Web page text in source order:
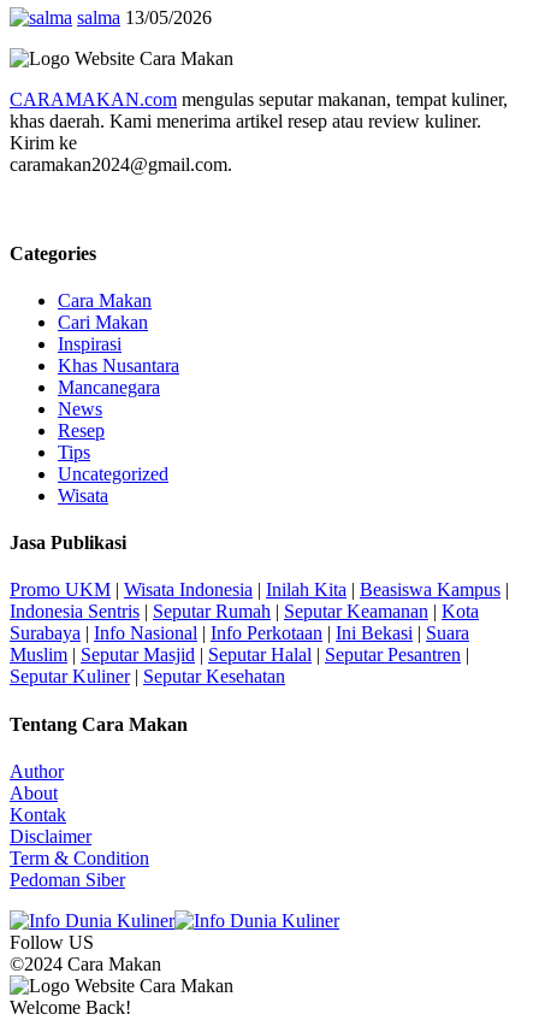
salma 13/05/2026
CARAMAKAN.com mengulas seputar makanan, tempat kuliner,
khas daerah. Kami menerima artikel resep atau review kuliner.
Kirim ke
caramakan2024@gmail.com.
Categories
Cara Makan
Cari Makan
Inspirasi
Khas Nusantara
Mancanegara
News
Resep
Tips
Uncategorized
Wisata
Jasa Publikasi
Promo UKM | Wisata Indonesia | Inilah Kita | Beasiswa Kampus |
Indonesia Sentris | Seputar Rumah | Seputar Keamanan | Kota
Surabaya | Info Nasional | Info Perkotaan | Ini Bekasi | Suara
Muslim | Seputar Masjid | Seputar Halal | Seputar Pesantren |
Seputar Kuliner| Seputar Kesehatan
Tentang Cara Makan
Author
About
Kontak
Disclaimer
Term & Condition
Pedoman Siber
Follow US
©2024 Cara Makan
Welcome Back!